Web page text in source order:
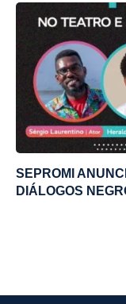
SEPROMI
DIÁLOGOS